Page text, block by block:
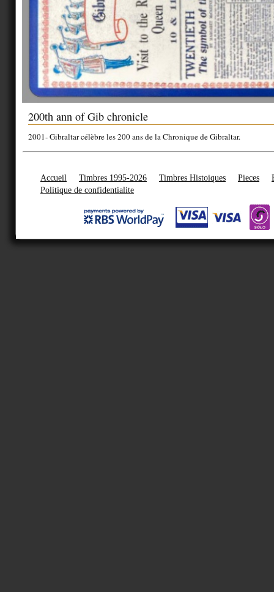
200th ann of Gib chronicle
2001- Gibraltar célèbre les 200 ans de la Chronique de Gibraltar.
Accueil Timbres 1995-2026 Timbres Histoiques Pieces
Politique de confidentialite